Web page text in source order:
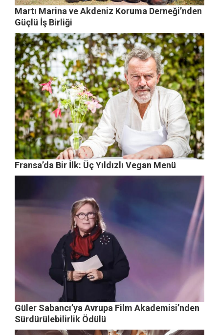
Martı Marina ve Akdeniz Koruma Derneği’nden
Güçlü İş Birliği
Fransa’da Bir İlk: Üç Yıldızlı Vegan Menü
Güler Sabancı’ya Avrupa Film Akademisi’nden
Sürdürülebilirlik Ödülü